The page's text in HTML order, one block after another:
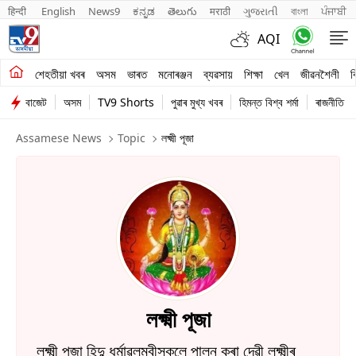
हिन्दी English News9 ಕನ್ನಡ తెలుగు मराठी ગુજરાતી বাংলা ਪੰਜਾਬੀ
AQI
শেহতীয়া খবৰ অসম ভাৰত মনোৰঞ্জন ব্যৱসায় শিক্ষা খেল জীৱনশৈলী
শেহতীয়া খবৰ
অসম
ভাৰত
বাজেট অসম TV9 Shorts পুৱাৰ মুখ্য খবৰ হিমন্ত বিশ্ব শৰ্মা ৰাজনীতি
Assamese News Topic লক্ষ্মী পূজা
লক্ষ্মী পূজা
লক্ষ্মী পূজা হিন্দু ধৰ্মাৱলম্বীসকলে পালন কৰা দেৱী লক্ষ্মীৰ